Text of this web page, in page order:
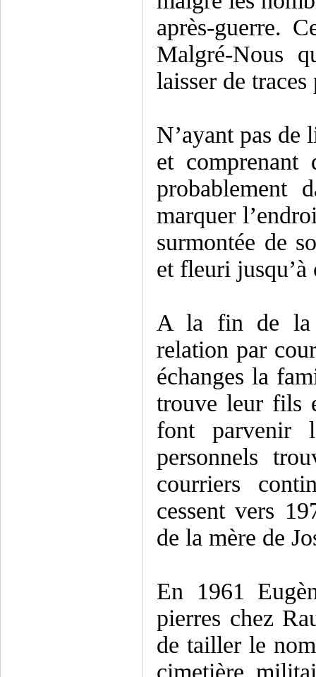
après-guerre.
Malgré-Nous
laisser de
N’ayant pas
et
probablement
marquer
surmontée de
et fleuri jusqu’à
A la fin de la
relation par
échanges la
trouve leur fils
font parvenir
personnels
courriers
cessent vers
de la mère de
En 1961
pierres chez
de tailler le
cimetière